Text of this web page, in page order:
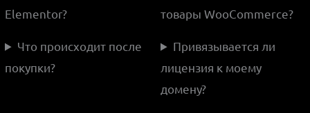
Elementor?
товары WooCommerce?
Что происходит после
покупки?
Привязывается ли
лицензия к моему
домену?